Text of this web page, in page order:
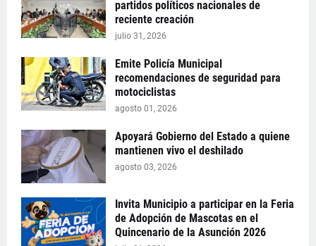
partidos políticos nacionales de
reciente creación
julio 31, 2026
Emite Policía Municipal
recomendaciones de seguridad para
motociclistas
agosto 01, 2026
Apoyará Gobierno del Estado a quiene
mantienen vivo el deshilado
agosto 03, 2026
Invita Municipio a participar en la Feria
de Adopción de Mascotas en el
Quincenario de la Asunción 2026